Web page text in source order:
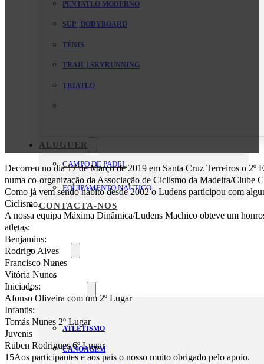
PENTATLO MODERNO
SUP | BODYBOARD
TÉNIS
TRAIL | SKYRUNNING
TRIATLO
ALUGUER
CAMPO DE PADEL
EQUIPAMENTO NAUTICO
CONTACTA-NOS
O Clube
Mensagem da Direção
Modalidades
ATLETISMO
CANOAGEM
Decorreu no dia 17 de Março de 2019 em Santa Cruz Terreiros o 2º
numa co-organização da Associação de Ciclismo da Madeira/Clube
Como já vem sendo hábito desde 2002 o Ludens participou com
Ciclismo.
A nossa equipa Máxima Dinâmica/Ludens Machico obteve um
atletas:
Benjamins:
Rodrigo Alves
Francisco Nunes
Vitória Nunes
Iniciados:
Afonso Oliveira com um 2º Lugar
Infantis:
Tomás Nunes 2º Lugar
Juvenis
Rúben Rodrigues 6º Lugar
15Aos participantes e aos pais o nosso muito obrigado pelo apoio.